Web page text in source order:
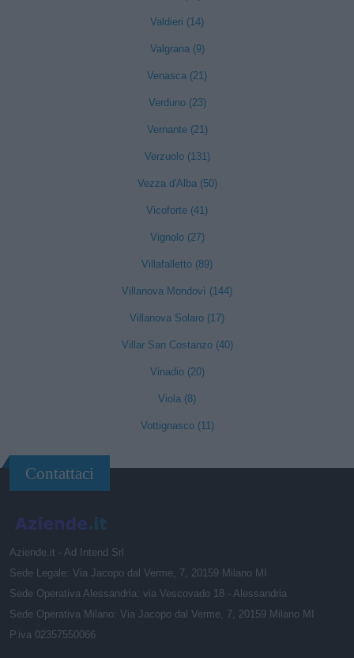
Valdieri (14)
Valgrana (9)
Venasca (21)
Verduno (23)
Vernante (21)
Verzuolo (131)
Vezza d'Alba (50)
Vicoforte (41)
Vignolo (27)
Villafalletto (89)
Villanova Mondovì (144)
Villanova Solaro (17)
Villar San Costanzo (40)
Vinadio (20)
Viola (8)
Vottignasco (11)
Contattaci
Aziende.it - Ad Intend Srl
Sede Legale: Via Jacopo dal Verme, 7, 20159 Milano MI
Sede Operativa Alessandria: via Vescovado 18 - Alessandria
Sede Operativa Milano: Via Jacopo dal Verme, 7, 20159 Milano MI
P.iva 02357550066